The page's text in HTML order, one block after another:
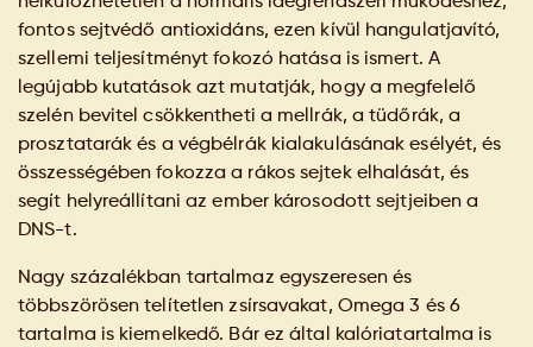
fontos sejtvédő antioxidáns, ezen kívül hangulatjavító,
szellemi teljesítményt fokozó hatása is ismert. A
legújabb kutatások azt mutatják, hogy a megfelelő
szelén bevitel csökkentheti a mellrák, a tüdőrák, a
prosztatarák és a végbélrák kialakulásának esélyét, és
összességében fokozza a rákos sejtek elhalását, és
segít helyreállítani az ember károsodott sejtjeiben a
DNS-t.
Nagy százalékban tartalmaz egyszeresen és
többszörösen telítetlen zsírsavakat, Omega 3 és 6
tartalma is kiemelkedő. Bár ez által kalóriatartalma is